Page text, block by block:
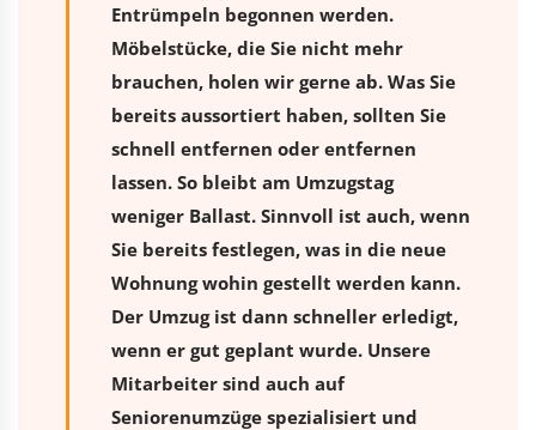
Entrümpeln begonnen werden.
Möbelstücke, die Sie nicht mehr
brauchen, holen wir gerne ab. Was Sie
bereits aussortiert haben, sollten Sie
schnell entfernen oder entfernen
lassen. So bleibt am Umzugstag
weniger Ballast. Sinnvoll ist auch, wenn
Sie bereits festlegen, was in die neue
Wohnung wohin gestellt werden kann.
Der Umzug ist dann schneller erledigt,
wenn er gut geplant wurde. Unsere
Mitarbeiter sind auch auf
Seniorenumzüge spezialisiert und